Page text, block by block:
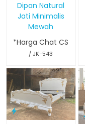
Dipan Natural
Jati Minimalis
Mewah
*Harga Chat CS
/ JK-543